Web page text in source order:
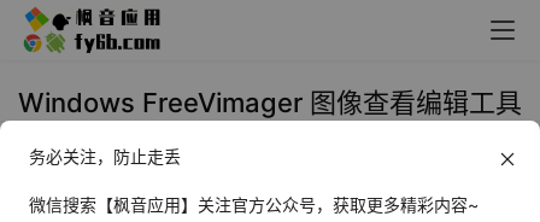
Windows FreeVimager 图像查看编辑工具
2026年1月29日 16:44 图像处理
务必关注，防止走丢
微信搜索【枫音应用】关注官方公众号，获取更多精彩内容~